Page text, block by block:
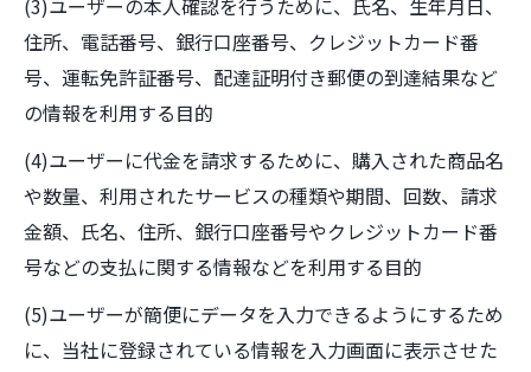
(3)ユーザーの本人確認を行うために、氏名、生年月日、
住所、電話番号、銀行口座番号、クレジットカード番
号、運転免許証番号、配達証明付き郵便の到達結果など
の情報を利用する目的
(4)ユーザーに代金を請求するために、購入された商品名
や数量、利用されたサービスの種類や期間、回数、請求
金額、氏名、住所、銀行口座番号やクレジットカード番
号などの支払に関する情報などを利用する目的
(5)ユーザーが簡便にデータを入力できるようにするため
に、当社に登録されている情報を入力画面に表示させた